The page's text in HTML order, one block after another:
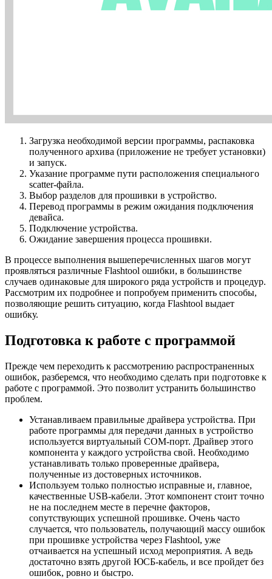
Загрузка необходимой версии программы, распаковка
полученного архива (приложение не требует установки)
и запуск.
Указание программе пути расположения специального
scatter-файла.
Выбор разделов для прошивки в устройство.
Перевод программы в режим ожидания подключения
девайса.
Подключение устройства.
Ожидание завершения процесса прошивки.
В процессе выполнения вышеперечисленных шагов могут
проявляться различные Flashtool ошибки, в большинстве
случаев одинаковые для широкого ряда устройств и процедур.
Рассмотрим их подробнее и попробуем применить способы,
позволяющие решить ситуацию, когда Flashtool выдает
ошибку.
Подготовка к работе с программой
Прежде чем переходить к рассмотрению распространенных
ошибок, разберемся, что необходимо сделать при подготовке к
работе с программой. Это позволит устранить большинство
проблем.
Устанавливаем правильные драйвера устройства. При
работе программы для передачи данных в устройство
используется виртуальный COM-порт. Драйвер этого
компонента у каждого устройства свой. Необходимо
устанавливать только проверенные драйвера,
полученные из достоверных источников.
Используем только полностью исправные и, главное,
качественные USB-кабели. Этот компонент стоит точно
не на последнем месте в перечне факторов,
сопутствующих успешной прошивке. Очень часто
случается, что пользователь, получающий массу ошибок
при прошивке устройства через Flashtool, уже
отчаивается на успешный исход мероприятия. А ведь
достаточно взять другой ЮСБ-кабель, и все пройдет без
ошибок, ровно и быстро.